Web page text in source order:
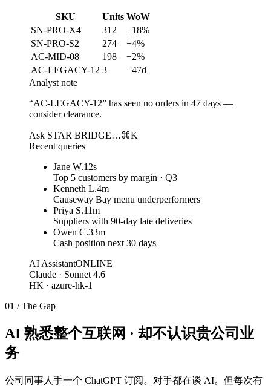
SKU Units WoW
SN-PRO-X4
312
+18%
SN-PRO-S2
274
+4%
AC-MID-08
198
−2%
AC-LEGACY-12 3
−47d
Analyst note
“AC-LEGACY-12” has seen no orders in 47 days —
consider clearance.
Ask STAR BRIDGE…⌘K
Recent queries
Jane W.12s
Top 5 customers by margin · Q3
Kenneth L.4m
Causeway Bay menu underperformers
Priya S.11m
Suppliers with 90-day late deliveries
Owen C.33m
Cash position next 30 days
AI AssistantONLINE
Claude · Sonnet 4.6
HK · azure-hk-1
01 / The Gap
AI 熟悉整个互联网 · 却不认识贵公司业
务
公司同事人手一个 ChatGPT 订阅。对手都在谈 AI。但每次有